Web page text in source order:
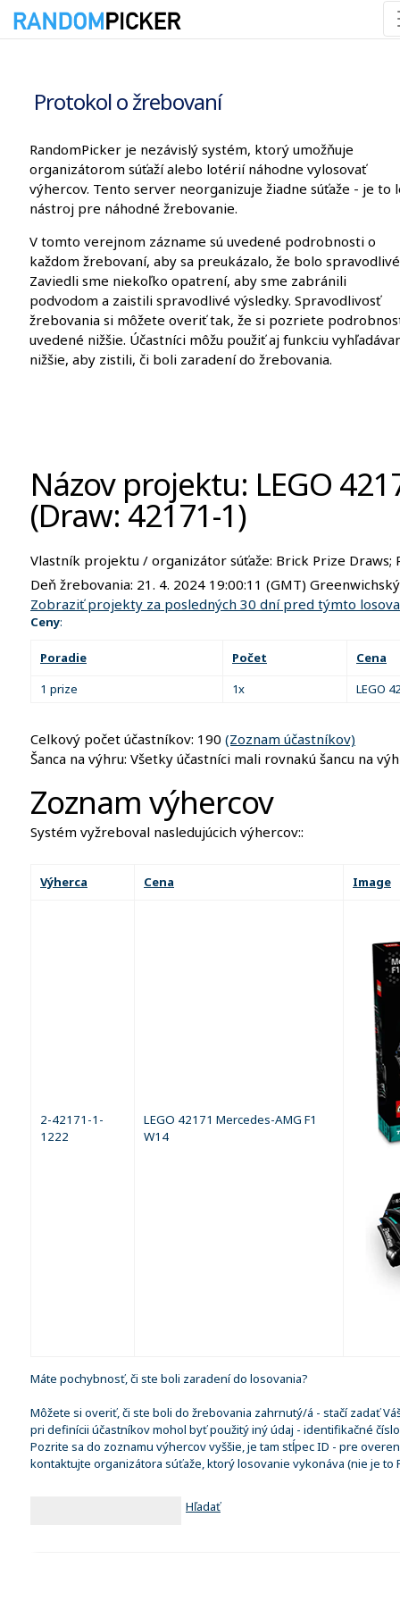
Protokol o žrebovaní
RandomPicker je nezávislý systém, ktorý umožňuje
organizátorom súťaží alebo lotérií náhodne vylosovať
výhercov. Tento server neorganizuje žiadne súťaže - je to
nástroj pre náhodné žrebovanie.
V tomto verejnom zázname sú uvedené podrobnosti o
každom žrebovaní, aby sa preukázalo, že bolo
Zaviedli sme niekoľko opatrení, aby sme zabránili
podvodom a zaistili spravodlivé výsledky. Spravodlivosť
žrebovania si môžete overiť tak, že si pozriete
uvedené nižšie. Účastníci môžu použiť aj funkciu
nižšie, aby zistili, či boli zaradení do žrebovania.
Názov projektu: LEGO
(Draw: 42171-1)
Vlastník projektu / organizátor súťaže: Brick Prize Draws;
Deň žrebovania: 21. 4. 2024 19:00:11 (GMT)
Zobraziť projekty za posledných 30 dní pred týmto
Ceny:
Poradie Počet
Cena
1 prize
1x LEGO
Celkový počet účastníkov: 190 (Zoznam účastníkov)
Šanca na výhru: Všetky účastníci mali rovnakú šancu na
Zoznam výhercov
Systém vyžreboval nasledujúcich výhercov::
Výherca Cena Image
2-42171-1-
1222
LEGO 42171 Mercedes-AMG F1
W14
Máte pochybnosť, či ste boli zaradení do losovania?
Môžete si overiť, či ste boli do žrebovania zahrnutý/á - stačí zadať
pri definícii účastníkov mohol byť použitý iný údaj - identifikačné
Pozrite sa do zoznamu výhercov vyššie, je tam stĺpec ID - pre
kontaktujte organizátora súťaže, ktorý losovanie vykonáva (nie je to
Hľadať